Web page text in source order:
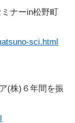
ナーin松野町
sci.html
(株)６年間を振